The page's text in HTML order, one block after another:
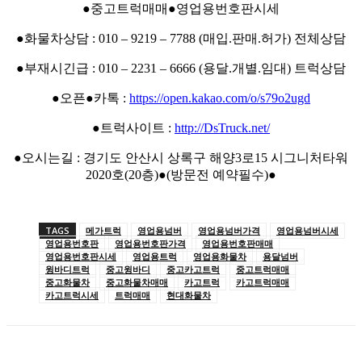
●중고트럭매매●영업용번호판시세
●화물차상담 : 010 – 9219 – 7788 (매입.판매.허가) 전체상담
●부재시긴급 : 010 – 2231 – 6666 (용달.개별.임대) 트럭상담
●오픈●카톡 : https://open.kakao.com/o/s79o2ugd
●트럭사이트 : http://DsTruck.net/
●오시는길 : 경기도 안산시 상록구 해양3로15 시그니처타워
2020호(20층)●(방문전 예약필수)●
TAGS 메가트럭 영업용넘버 영업용넘버가격
영업용넘버시세
영업용번호판
영업용번호판가격
영업용번호판매매
영업용번호판시세
영업용트럭 영업용화물차
용달넘버
윙바디트럭
중고윙바디 중고카고트럭
중고트럭매매
중고화물차
중고화물차매매 카고트럭
카고트럭매매
카고트럭시세
트럭매매 현대화물차